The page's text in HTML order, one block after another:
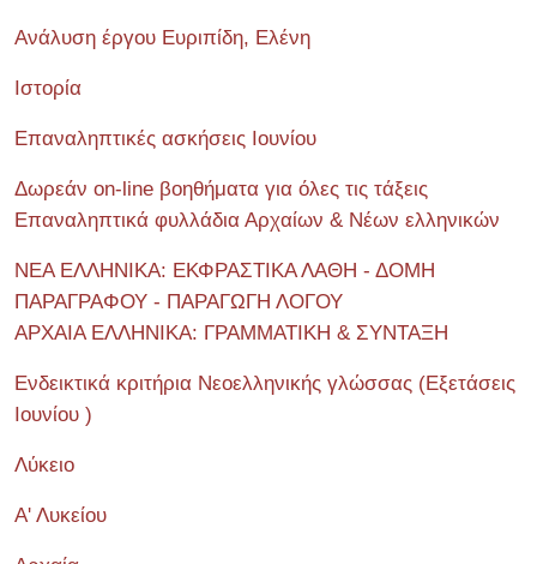
Ανάλυση έργου Ευριπίδη, Ελένη
Ιστορία
Επαναληπτικές ασκήσεις Ιουνίου
Δωρεάν on-line βοηθήματα για όλες τις τάξεις
Επαναληπτικά φυλλάδια Αρχαίων & Νέων ελληνικών
ΝΕΑ ΕΛΛΗΝΙΚΑ: ΕΚΦΡΑΣΤΙΚΑ ΛΑΘΗ - ΔΟΜΗ
ΠΑΡΑΓΡΑΦΟΥ - ΠΑΡΑΓΩΓΗ ΛΟΓΟΥ
ΑΡΧΑΙΑ ΕΛΛΗΝΙΚΑ: ΓΡΑΜΜΑΤΙΚΗ & ΣΥΝΤΑΞΗ
Ενδεικτικά κριτήρια Νεοελληνικής γλώσσας (Εξετάσεις
Ιουνίου )
Λύκειο
Α' Λυκείου